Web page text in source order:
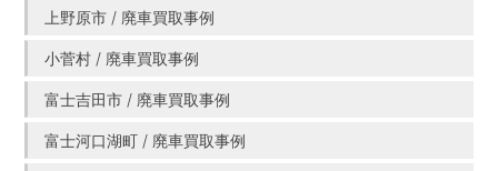
上野原市 / 廃車買取事例
小菅村 / 廃車買取事例
富士吉田市 / 廃車買取事例
富士河口湖町 / 廃車買取事例